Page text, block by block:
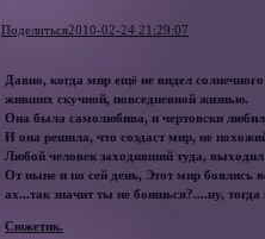
Поделиться2010-02-24 21:29:07
Давно, когда мир ещё не видел
живших скучной, повседневной жизнью.
Она была самолюбива, и чертовски
И она решила, что создаст мир, не
Любой человек заходивший туда,
От ныне и по сей день, Этот мир боялись
ах...так значит ты не боишься?....ну,
Сюжетик.